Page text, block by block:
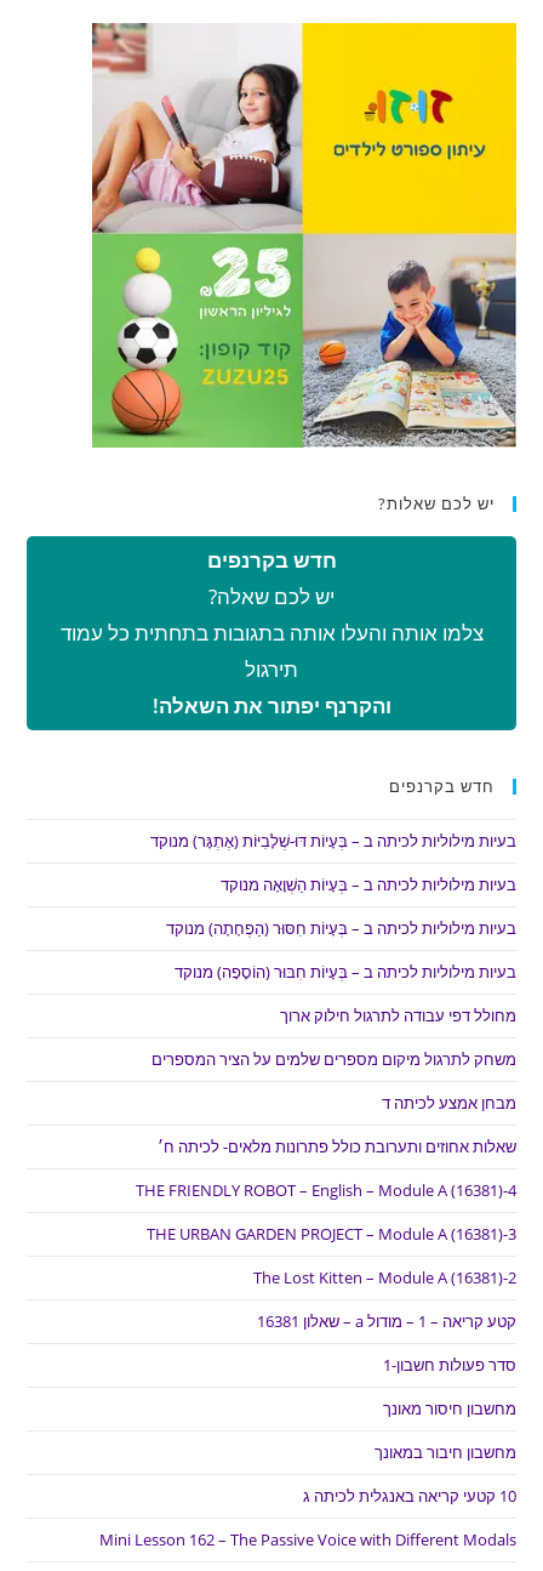
יש לכם שאלות?
חדש בקרנפים
יש לכם שאלה?
צלמו אותה והעלו אותה בתגובות בתחתית כל עמוד
תירגול
והקרנף יפתור את השאלה!
חדש בקרנפים
בעיות מילוליות לכיתה ב – בְּעָיוֹת דּוּ-שְׁלָבִיּוֹת (אֶתְגָּר) מנוקד
בעיות מילוליות לכיתה ב – בְּעָיוֹת הַשְׁוָאָה מנוקד
בעיות מילוליות לכיתה ב – בְּעָיוֹת חִסּוּר (הַפְחָתָה) מנוקד
בעיות מילוליות לכיתה ב – בְּעָיוֹת חִבּוּר (הוֹסָפָה) מנוקד
מחולל דפי עבודה לתרגול חילוק ארוך
משחק לתרגול מיקום מספרים שלמים על הציר המספרים
מבחן אמצע לכיתה ד
שאלות אחוזים ותערובת כולל פתרונות מלאים- לכיתה ח׳
THE FRIENDLY ROBOT – English – Module A (16381)-4
THE URBAN GARDEN PROJECT – Module A (16381)-3
The Lost Kitten – Module A (16381)-2
קטע קריאה – 1 – מודול a – שאלון 16381
סדר פעולות חשבון-1
מחשבון חיסור מאונך
מחשבון חיבור במאונך
10 קטעי קריאה באנגלית לכיתה ג
Mini Lesson 162 – The Passive Voice with Different Modals